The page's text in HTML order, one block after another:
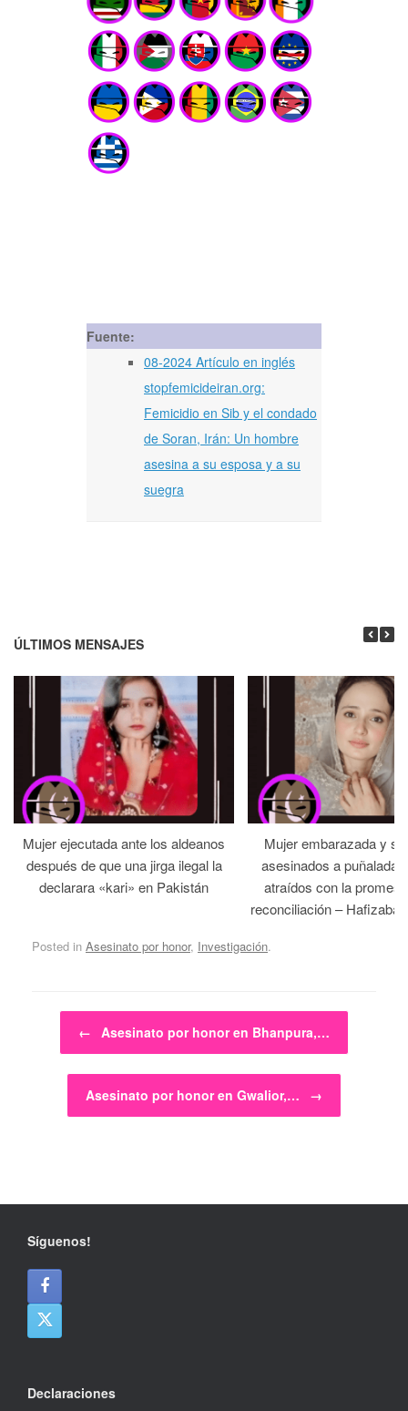
Fuente:
08-2024 Artículo en inglés
stopfemicideiran.org:
Femicidio en Sib y el condado
de Soran, Irán: Un hombre
asesina a su esposa y a su
suegra
ÚLTIMOS MENSAJES
Mujer ejecutada ante los aldeanos
después de que una jirga ilegal la
declarara «kari» en Pakistán
Mujer embarazada y
asesinados a
atraídos con la
reconciliación –
Posted in Asesinato por honor, Investigación.
Post navigation
← Asesinato por honor en Bhanpura,…
Asesinato por honor en Gwalior,… →
Síguenos!
Declaraciones